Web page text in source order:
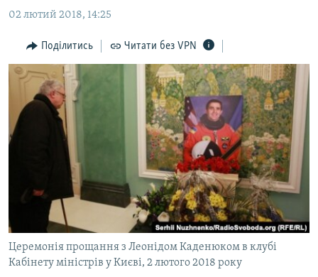
основної
Перейти
до
пошуку
БЛОГИ
ПОГЛЯД
ІНТЕРВ'Ю
ВСЕ ЗА ДЕНЬ
СПЕЦПРОЕКТИ
ДЕПОРТАЦІЯ
ВІДЕОУРОКИ «ELIFBE»
СВІДЧЕННЯ ОКУПАЦІЇ
УКРАЇНСЬКА ПРОБЛЕМА КРИМУ
ІНФОГРАФІКА
ЯК ОБІЙТИ БЛОКУВАННЯ
Русский
Qırımtatar
ДОЛУЧАЙСЯ!
02 лютий 2018, 14:25
Поділитись Читати без VPN
Церемонія прощання з Леонідом Каденюком в клубі
Кабінету міністрів у Києві, 2 лютого 2018 року